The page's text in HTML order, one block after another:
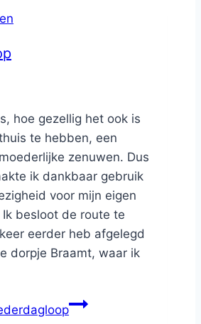
hoe gezellig het ook is
te hebben, een
zenuwen. Dus
ik dankbaar gebruik
voor mijn eigen
besloot de route te
eerder heb afgelegd
dorpje Braamt, waar ik